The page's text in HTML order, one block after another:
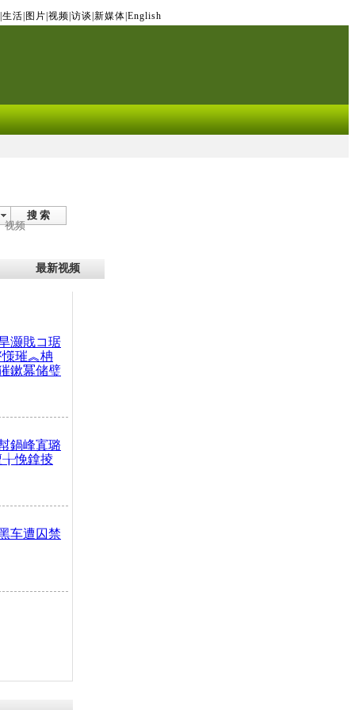
生活 图片 视频 访谈 新媒体 English
搜 索
视频
最新视频
灏戝コ琚
璀︽柟
鏉冪储璧
鍋峰寘璐
╁悗鎿掕
车遭囚禁